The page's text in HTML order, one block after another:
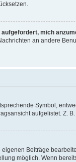
mich
an andere
Symbol,
aufgelistet. Z.
Beiträge
möglich. Wenn